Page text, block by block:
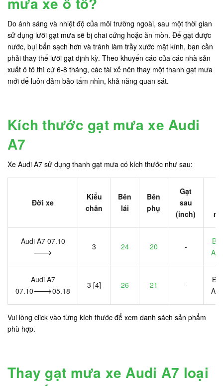
Do ánh sáng và nhiệt độ của môi trường ngoài, sau một thời gian
sử dụng lưỡi gạt mưa sẽ bị chai cứng hoặc ăn mòn. Để gạt được
nước, bụi bẩn sạch hơn và tránh làm trầy xước mặt kính, bạn cần
phải thay thế lưỡi gạt định kỳ. Theo khuyến cáo của các nhà sản
xuất ô tô thì cứ 6-8 tháng, các tài xế nên thay một thanh gạt mưa
mới để luôn đảm bảo tấm nhìn, khả năng quan sát.
Kích thước gạt mưa xe Audi
A7
Xe Audi A7 sử dụng thanh gạt mưa có kích thước như sau:
Đời xe
Kiểu
chân
Bên
lái
Bên
phụ
Gạt
sau
(inch)
Audi A7 07.10
🡒
3 24 20 -
Audi A7
07.10🡒05.18
3 [4] 26 21 -
Vui lòng click vào từng kích thước để xem danh sách sản phẩm
phù hợp.
Thay gạt mưa xe Audi A7 loại